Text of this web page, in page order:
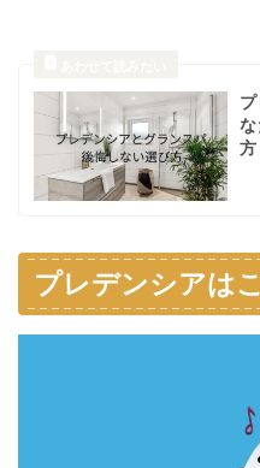
方
プレデンシアは